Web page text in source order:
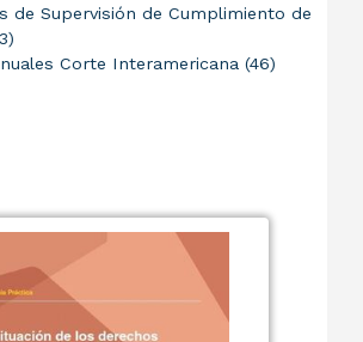
de Supervisión de Cumplimiento de
Corte Interamericana (46)